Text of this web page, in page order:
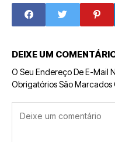
DEIXE UM
O Seu Endereço De E-Mail
Obrigatórios São Marcados